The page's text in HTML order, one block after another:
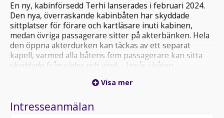
En ny, kabinförsedd Terhi lanserades i februari 2024.
Den nya, överraskande kabinbåten har skyddade
sittplatser för förare och kartläsare inuti kabinen,
medan övriga passagerare sitter på akterbänken. Hela
den öppna akterdurken kan täckas av ett separat
kapell, varmed alla båtens fem passagerare kan sitta
skyddade från väder och vind. Ingår i båten
motoralternativ och pris!Visa mer
Intresseanmälan